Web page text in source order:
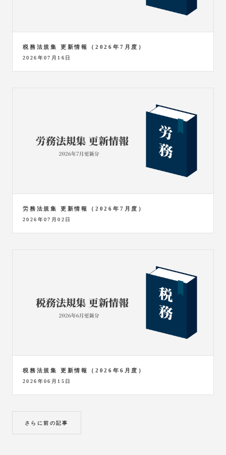
税務法規集 更新情報（2026年7月度）
2026年07月16日
労務法規集 更新情報（2026年7月度）
2026年07月02日
税務法規集 更新情報（2026年6月度）
2026年06月15日
さらに前の記事